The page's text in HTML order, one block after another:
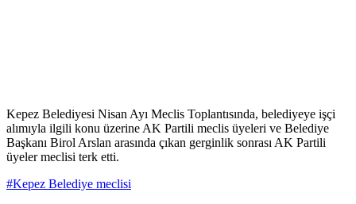
Kepez Belediyesi Nisan Ayı Meclis Toplantısında, belediyeye işçi
alımıyla ilgili konu üzerine AK Partili meclis üyeleri ve Belediye
Başkanı Birol Arslan arasında çıkan gerginlik sonrası AK Partili
üyeler meclisi terk etti.
#Kepez Belediye meclisi